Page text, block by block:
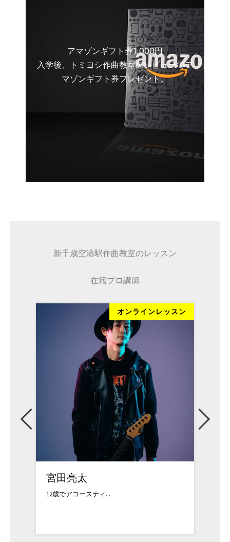
アマゾンギフト券1,000円
入学後、トミヨシ作曲教室のレビューでア
マゾンギフト券プレゼント。
新千歳空港駅作曲教室のレッスン
在籍プロ講師
オンラインレッスン
宮田亮太
12歳でアコースティ...